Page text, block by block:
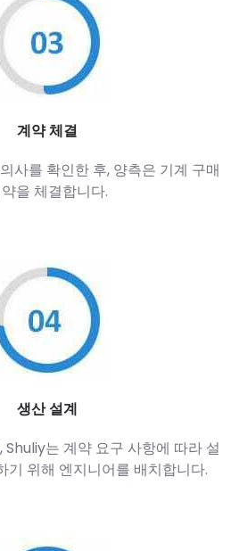
계약 체결
사를 확인한 후, 양측은 기계 구매
을 체결합니다.
생산 설계
Shuliy는 계약 요구 사항에 따라 설
기 위해 엔지니어를 배치합니다.